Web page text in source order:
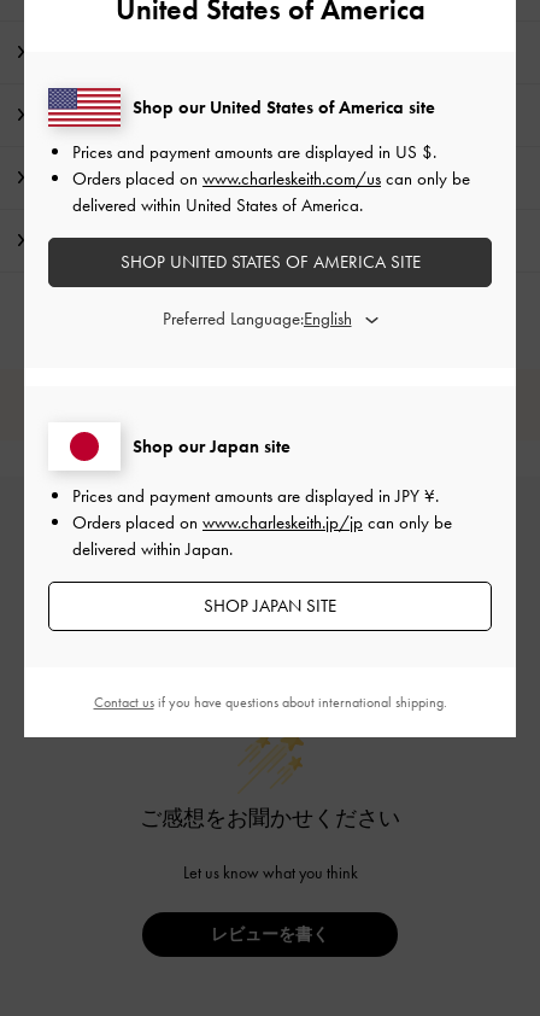
商品詳細 / お手入れ方法
特典
配送 & 返品
ご感想をお聞かせください
Let us know what you think
レビューを書く
United States of America
Shop our Japan site
Prices and payment amounts are displayed inJPY ¥.
Orders placed on www.charleskeith.jp/jp can only be
delivered within Japan.
SHOP JAPAN SITE
Shop our United States of America site
Prices and payment amounts are displayed in US $.
Orders placed on www.charleskeith.com/us can only be
delivered within United States of America.
SHOP UNITED STATES OF AMERICA SITE
Preferred Language:
Contact usif you have questions about international shipping.